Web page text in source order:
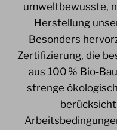
umweltbewusste,
Herstellung
Besonders
Zertifizierung, die
aus 100 % Bio-
strenge